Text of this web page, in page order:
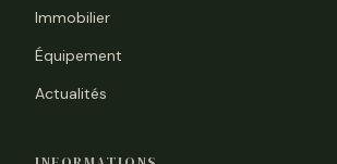
Immobilier
Équipement
Actualités